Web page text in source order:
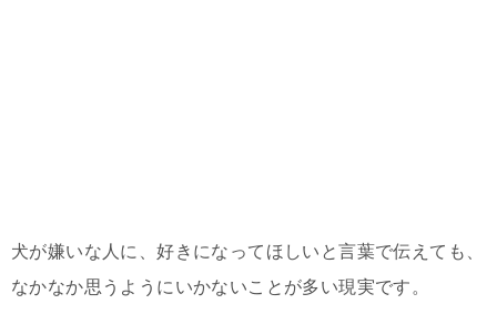
犬が嫌いな人に、好きになってほしいと言葉で伝えても、
なかなか思うようにいかないことが多い現実です。